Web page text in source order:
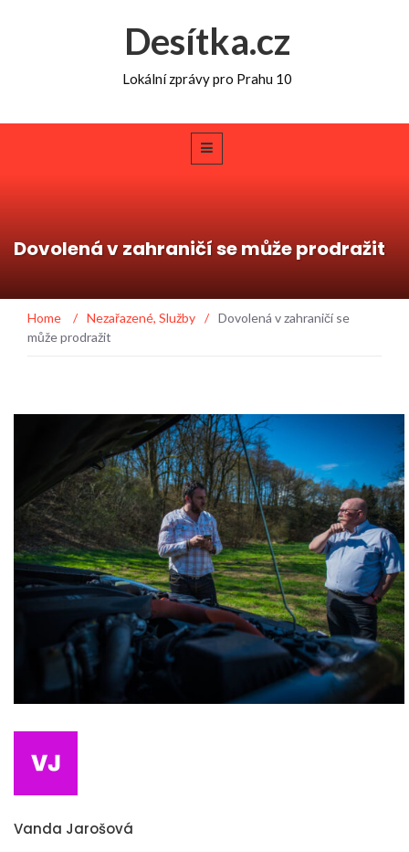
Desítka.cz
Lokální zprávy pro Prahu 10
Dovolená v zahraničí se může prodražit
Home / Nezařazené, Služby / Dovolená v zahraničí se
může prodražit
Vanda Jarošová